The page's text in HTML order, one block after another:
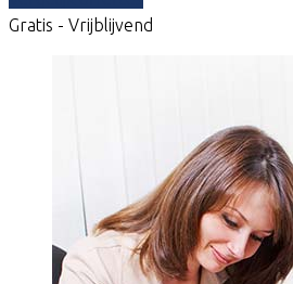
Gratis - Vrijblijvend